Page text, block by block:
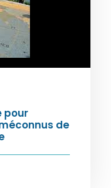
pour
de